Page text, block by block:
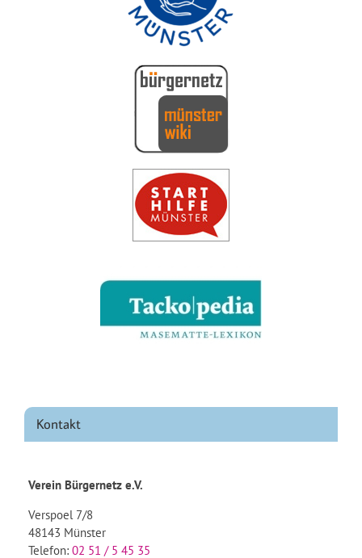
Kontakt
Verein Bürgernetz e.V.
Verspoel 7/8
48143 Münster
Telefon: 02 51 / 5 45 35